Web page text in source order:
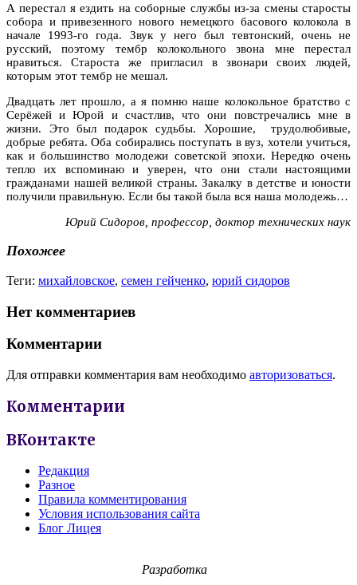
А перестал я ездить на соборные службы из-за смены старосты
собора и привезенного нового немецкого басового колокола в
начале 1993-го года. Звук у него был тевтонский, очень не
русский, поэтому тембр колокольного звона мне перестал
нравиться. Староста же пригласил в звонари своих людей,
которым этот тембр не мешал.
Двадцать лет прошло, а я помню наше колокольное братство с
Серёжей и Юрой и счастлив, что они повстречались мне в
жизни. Это был подарок судьбы. Хорошие, трудолюбивые,
добрые ребята. Оба собирались поступать в вуз, хотели учиться,
как и большинство молодежи советской эпохи. Нередко очень
тепло их вспоминаю и уверен, что они стали настоящими
гражданами нашей великой страны. Закалку в детстве и юности
получили правильную. Если бы такой была вся наша молодежь…
Юрий Сидоров, профессор, доктор технических наук
Похожее
Теги: михайловское, семен гейченко, юрий сидоров
Нет комментариев
Комментарии
Для отправки комментария вам необходимо авторизоваться.
Комментарии
ВКонтакте
Редакция
Разное
Правила комментирования
Условия использования сайта
Блог Лицея
Разработка